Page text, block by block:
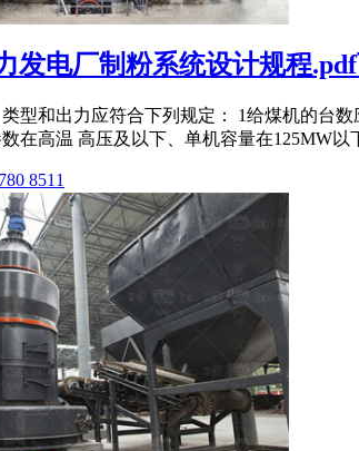
发电厂制粉系统设计规程
型和出力应符合下列规定： 1给煤机的台
在高温 高压及以下、单机容量在125MW以
8511